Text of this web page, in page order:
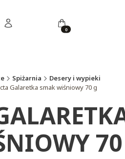
Zaloguj się Koszyk
Spiżarnia
Desery i wypieki
Galaretka smak wiśniowy 70 g